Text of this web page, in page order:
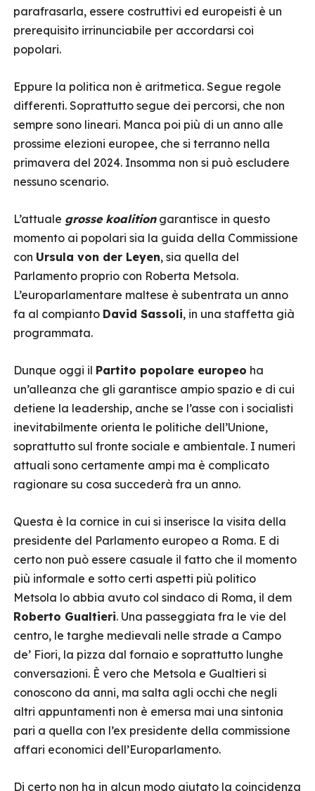
parafrasarla, essere costruttivi ed europeisti è un
prerequisito irrinunciabile per accordarsi coi
popolari.
Eppure la politica non è aritmetica. Segue regole
differenti. Soprattutto segue dei percorsi, che non
sempre sono lineari. Manca poi più di un anno alle
prossime elezioni europee, che si terranno nella
primavera del 2024. Insomma non si può escludere
nessuno scenario.
L’attuale grosse koalitiongarantisce in questo
momento ai popolari sia la guida della Commissione
con Ursula von der Leyen, sia quella del
Parlamento proprio con Roberta Metsola.
L’europarlamentare maltese è subentrata un anno
fa al compianto David Sassoli, in una staffetta già
programmata.
Dunque oggi il Partito popolare europeo ha
un’alleanza che gli garantisce ampio spazio e di cui
detiene la leadership, anche se l’asse con i socialisti
inevitabilmente orienta le politiche dell’Unione,
soprattutto sul fronte sociale e ambientale. I numeri
attuali sono certamente ampi ma è complicato
ragionare su cosa succederà fra un anno.
Questa è la cornice in cui si inserisce la visita della
presidente del Parlamento europeo a Roma. E di
certo non può essere casuale il fatto che il momento
più informale e sotto certi aspetti più politico
Metsola lo abbia avuto col sindaco di Roma, il dem
Roberto Gualtieri. Una passeggiata fra le vie del
centro, le targhe medievali nelle strade a Campo
de’ Fiori, la pizza dal fornaio e soprattutto lunghe
conversazioni. È vero che Metsola e Gualtieri si
conoscono da anni, ma salta agli occhi che negli
altri appuntamenti non è emersa mai una sintonia
pari a quella con l’ex presidente della commissione
affari economici dell’Europarlamento.
Di certo non ha in alcun modo aiutato la coincidenza